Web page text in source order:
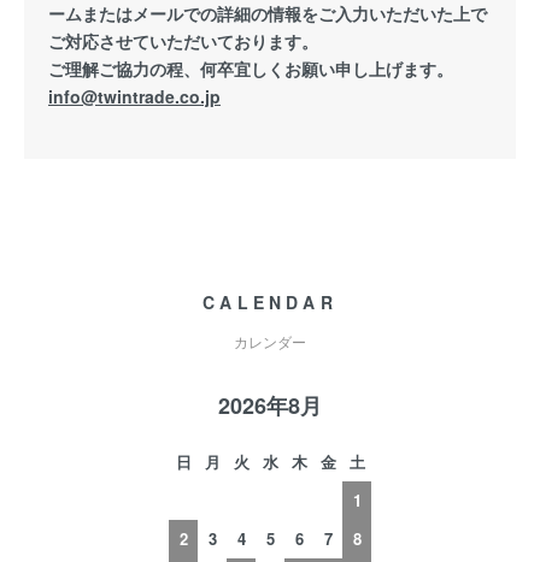
ームまたはメールでの詳細の情報をご入力いただいた上で
ご対応させていただいております。
ご理解ご協力の程、何卒宜しくお願い申し上げます。
info@twintrade.co.jp
CALENDAR
カレンダー
2026年8月
日 月 火 水 木 金
土
1
2
3 4 5 6 7
8